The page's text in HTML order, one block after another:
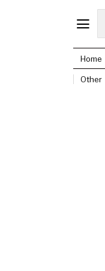
Home
Other